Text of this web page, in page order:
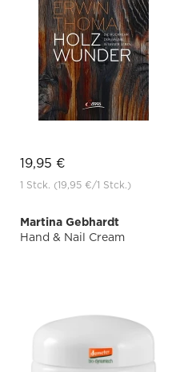
19,95 €
1 Stck. (19,95 €/1 Stck.)
Martina Gebhardt
Hand & Nail Cream